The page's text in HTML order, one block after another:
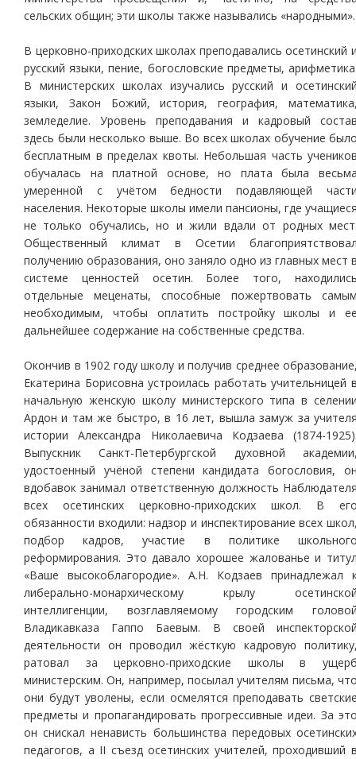
сельских общин; эти школы также назывались «народными».
В церковно-приходских школах преподавались осетинский
русский языки, пение, богословские предметы,
В министерских школах изучались русский и
языки, Закон Божий, история, география,
земледелие. Уровень преподавания и кадровый
здесь были несколько выше. Во всех школах обучение
бесплатным в пределах квоты. Небольшая часть
обучалась на платной основе, но плата была
умеренной с учётом бедности подавляющей
населения. Некоторые школы имели пансионы, где
не только обучались, но и жили вдали от родных
Общественный климат в Осетии
получению образования, оно заняло одно из главных мест
системе ценностей осетин. Более того,
отдельные меценаты, способные пожертвовать
необходимым, чтобы оплатить постройку школы и
дальнейшее содержание на собственные средства.
Окончив в 1902 году школу и получив среднее
Екатерина Борисовна устроилась работать учительницей
начальную женскую школу министерского типа в
Ардон и там же быстро, в 16 лет, вышла замуж за
истории Александра Николаевича Кодзаева (1874-
Выпускник Санкт-Петербургской духовной
удостоенный учёной степени кандидата богословия,
вдобавок занимал ответственную должность
всех осетинских церковно-приходских школ. В
обязанности входили: надзор и инспектирование всех
подбор кадров, участие в политике
реформирования. Это давало хорошее жалованье и
«Ваше высокоблагородие». А.Н. Кодзаев принадлежал
либерально-монархическому крылу
интеллигенции, возглавляемому городским
Владикавказа Гаппо Баевым. В своей
деятельности он проводил жёсткую кадровую
ратовал за церковно-приходские школы в
министерским. Он, например, посылал учителям письма,
они будут уволены, если осмелятся преподавать
предметы и пропагандировать прогрессивные идеи. За
он снискал ненависть большинства передовых
педагогов, а II съезд осетинских учителей, проходивший